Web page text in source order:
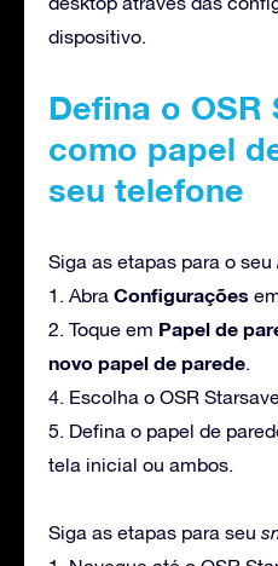
dispositivo.
Defina o OSR
como papel
seu telefone
Siga as etapas para o seu
1. Abra Configurações
2. Toque em Papel de
novo papel de parede
4. Escolha o OSR
5. Defina o papel de
tela inicial ou ambos.
Siga as etapas para seu